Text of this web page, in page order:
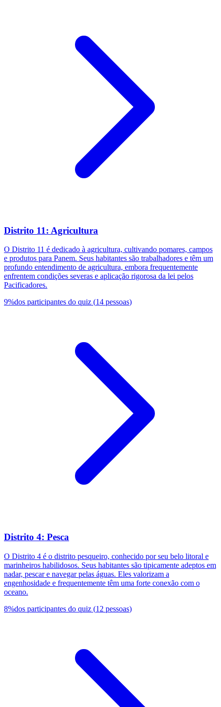
Distrito 11: Agricultura
O Distrito 11 é dedicado à agricultura, cultivando pomares, campos
e produtos para Panem. Seus habitantes são trabalhadores e têm um
profundo entendimento de agricultura, embora frequentemente
enfrentem condições severas e aplicação rigorosa da lei pelos
Pacificadores.
9%dos participantes do quiz (14 pessoas)
Distrito 4: Pesca
O Distrito 4 é o distrito pesqueiro, conhecido por seu belo litoral e
marinheiros habilidosos. Seus habitantes são tipicamente adeptos em
nadar, pescar e navegar pelas águas. Eles valorizam a
engenhosidade e frequentemente têm uma forte conexão com o
oceano.
8%dos participantes do quiz (12 pessoas)